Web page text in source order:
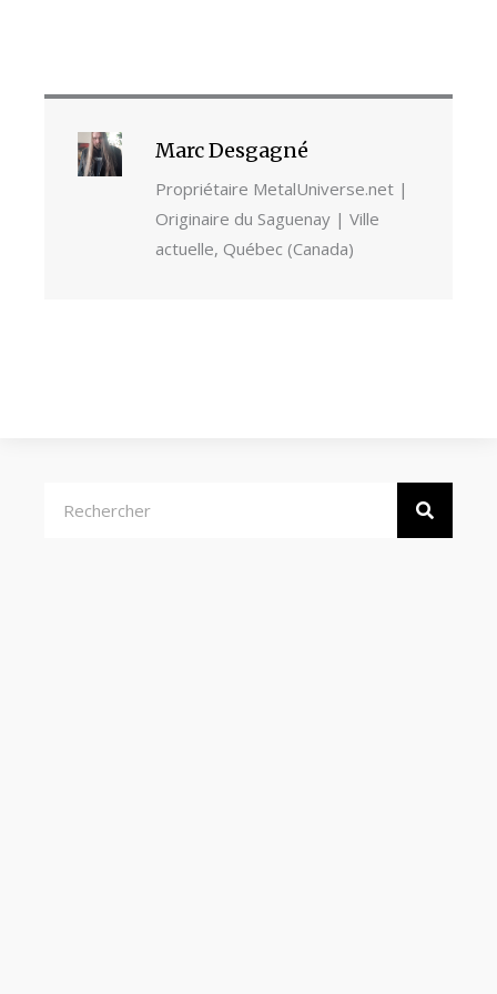
Marc Desgagné
Propriétaire MetalUniverse.net |
Originaire du Saguenay | Ville
actuelle, Québec (Canada)